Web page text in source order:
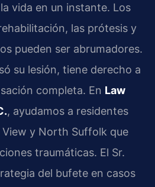
vida en un instante. Los
las prótesis y
pueden ser abrumadores.
su lesión, tiene derecho a
completa. En Law
, ayudamos a residentes
y North Suffolk que
traumáticas. El Sr.
del bufete en casos